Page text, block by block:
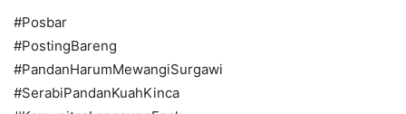
#Posbar
#PostingBareng
#PandanHarumMewangiSurgawi
#SerabiPandanKuahKinca